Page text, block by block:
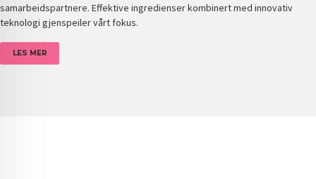
samarbeidspartnere. Effektive ingredienser kombinert med innovativ
teknologi gjenspeiler vårt fokus.
LES MER